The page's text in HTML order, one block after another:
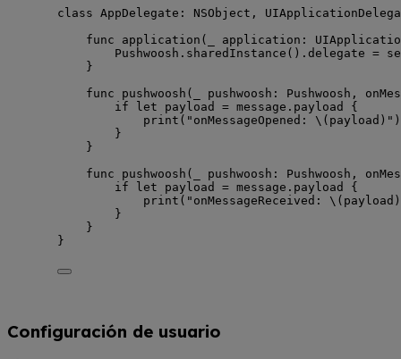
class AppDelegate: NSObject ,
func
application ( application :
Pushwoosh. sharedInstance (). delegate =
}
func
pushwoosh ( pushwoosh : Pushwoosh,
if
let payload = message.payload {
print ( " onMessageOpened: \( payload ) " )
}
}
func
pushwoosh ( pushwoosh : Pushwoosh,
if
let payload = message.payload {
print ( " onMessageReceived: \( payload )
}
}
}
Configuración de usuario